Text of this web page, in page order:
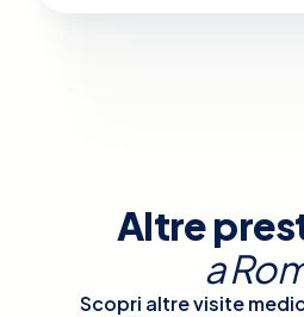
Altre
a
Scopri altre visite